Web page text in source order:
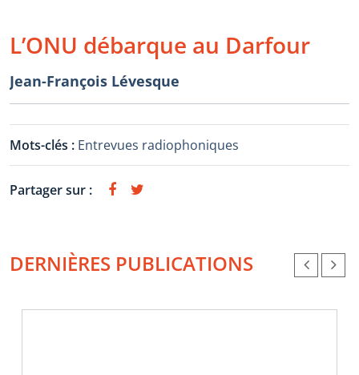
L’ONU débarque au Darfour
Jean-François Lévesque
Mots-clés : Entrevues radiophoniques
Partager sur :
DERNIÈRES PUBLICATIONS